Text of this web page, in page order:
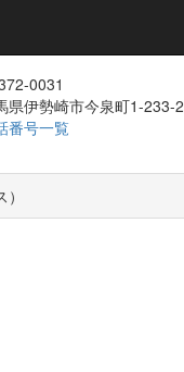
0031
県伊勢崎市今泉町1-233-2
番号一覧